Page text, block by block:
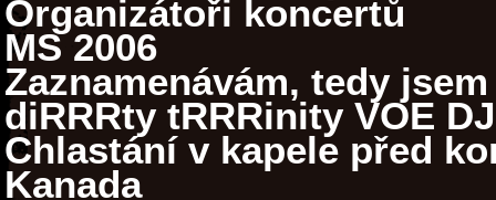
Organizátoři koncertů
MS 2006
Zaznamenávám, tedy jsem
diRRRty tRRRinity VOE
Chlastání v kapele před
Kanada